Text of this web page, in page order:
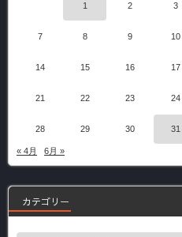
1 2 3
7 8 9 10
14 15 16 17
21 22 23 24
28 29 30 31
« 4月 6月 »
カテゴリー